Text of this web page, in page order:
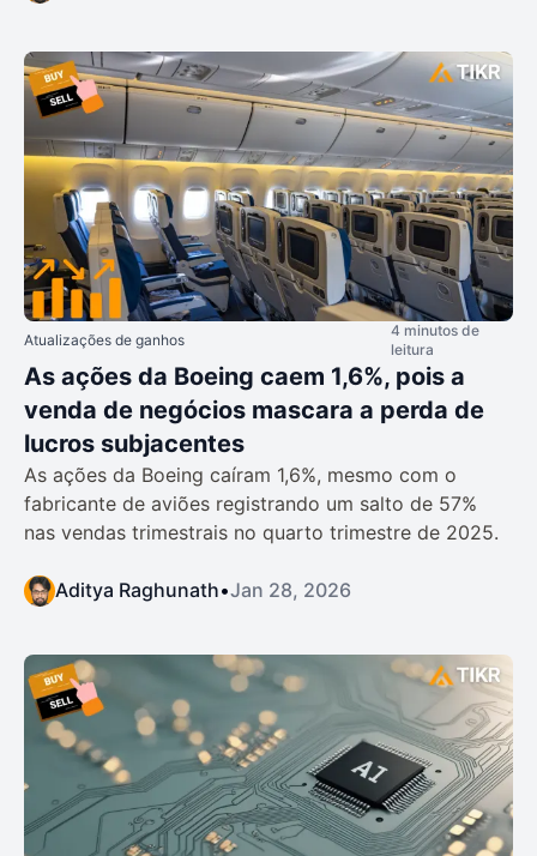
Atualizações de ganhos
4 minutos de
leitura
As ações da Boeing caem 1,6%, pois a
venda de negócios mascara a perda de
lucros subjacentes
As ações da Boeing caíram 1,6%, mesmo com o
fabricante de aviões registrando um salto de 57%
nas vendas trimestrais no quarto trimestre de 2025.
Aditya Raghunath•Jan 28, 2026